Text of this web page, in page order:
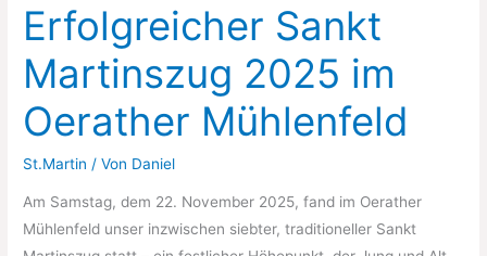
Erfolgreicher Sankt
Martinszug 2025 im
Oerather Mühlenfeld
St.Martin / Von Daniel
Am Samstag, dem 22. November 2025, fand im Oerather
Mühlenfeld unser inzwischen siebter, traditioneller Sankt